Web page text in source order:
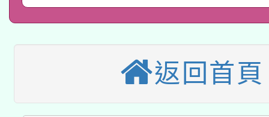
接種對象擴大為「滿6
月28日止
業技術研究院辦理「
用水績優單位及節水達
115年8月22日(星期六
桃園市孔廟祈福系列
開 智慧啟航」
2026年桃園地景藝術
「2026桃園藝術巡演
關事宜
轉知教育部國民及學前
返回首頁